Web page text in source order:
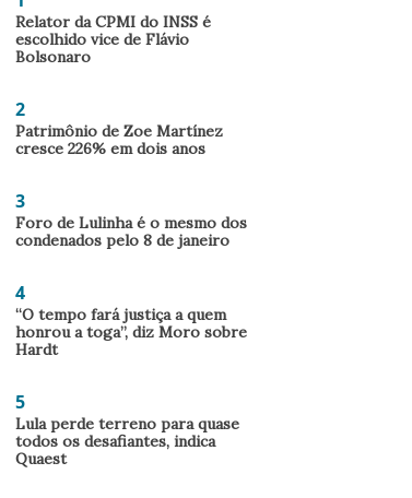
Relator da CPMI do INSS é
escolhido vice de Flávio
Bolsonaro
2
Patrimônio de Zoe Martínez
cresce 226% em dois anos
3
Foro de Lulinha é o mesmo dos
condenados pelo 8 de janeiro
4
“O tempo fará justiça a quem
honrou a toga”, diz Moro sobre
Hardt
5
Lula perde terreno para quase
todos os desafiantes, indica
Quaest